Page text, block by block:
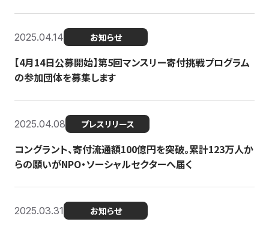
2025.04.14 お知らせ
【4月14日公募開始】第5回マンスリー寄付挑戦プログラム
の参加団体を募集します
2025.04.08 プレスリリース
コングラント、寄付流通額100億円を突破。累計123万人か
らの願いがNPO・ソーシャルセクターへ届く
2025.03.31 お知らせ